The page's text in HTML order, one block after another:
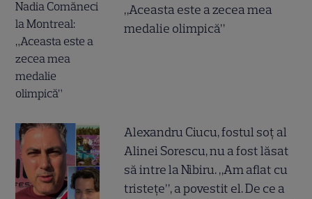
„Aceasta este a zecea mea
medalie olimpică”
Alexandru Ciucu, fostul soț al
Alinei Sorescu, nu a fost lăsat
să intre la Nibiru. „Am aflat cu
tristețe”, a povestit el. De ce a